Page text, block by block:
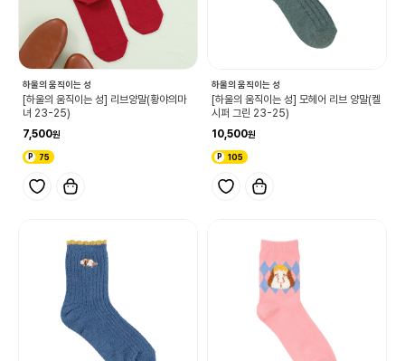
하울의 움직이는 성
[하울의 움직이는 성] 리브양말(황야의마
녀 23-25)
7,500
75
하울의 움직이는 성
[하울의 움직이는 성] 모헤어 리브 양말(켈
시퍼 그린 23-25)
10,500
105